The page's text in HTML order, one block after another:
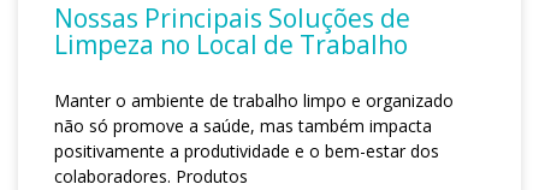
Nossas Principais Soluções de
Limpeza no Local de Trabalho
Manter o ambiente de trabalho limpo e organizado
não só promove a saúde, mas também impacta
positivamente a produtividade e o bem-estar dos
colaboradores. Produtos